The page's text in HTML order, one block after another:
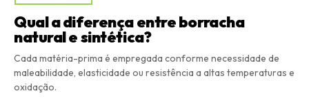
Qual a diferença entre borracha
natural e sintética?
Cada matéria-prima é empregada conforme necessidade de
maleabilidade, elasticidade ou resistência a altas temperaturas e
oxidação.